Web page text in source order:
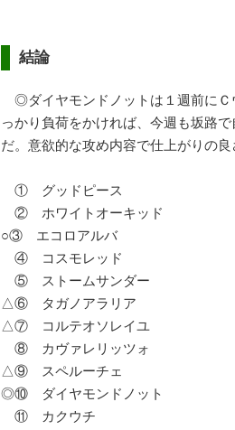
結論
◎ダイヤモンドノットは１週前にＣ
っかり負荷をかければ、今週も坂路
だ。意欲的な攻め内容で仕上がりの良
① グッドピース
② ホワイトオーキッド
○③ エコロアルバ
④ コスモレッド
⑤ ストームサンダー
△⑥ タガノアラリア
△⑦ コルテオソレイユ
⑧ カヴァレリッツォ
△⑨ スペルーチェ
◎⑩ ダイヤモンドノット
⑪ カクウチ